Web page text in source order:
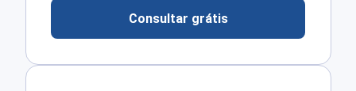
Consultar grátis